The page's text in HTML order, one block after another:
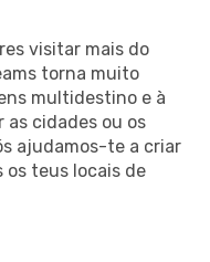
visitar mais do
torna muito
multidestino e à
as cidades ou os
ajudamos-te a criar
teus locais de